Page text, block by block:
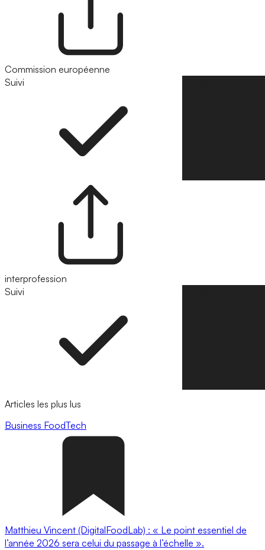
Commission européenne
Suivi
interprofession
Suivi
Articles les plus lus
Business FoodTech
Matthieu Vincent (DigitalFoodLab) : « Le point essentiel de
l’année 2026 sera celui du passage à l’échelle ».